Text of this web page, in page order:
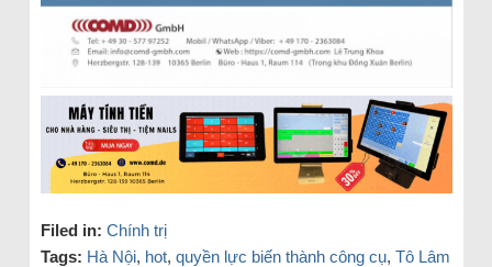
Filed in: Chính trị
Tags: Hà Nội, hot, quyền lực biến thành công cụ, Tô Lâm